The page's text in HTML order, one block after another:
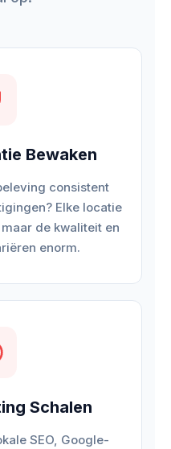
Bewaken
consistent
Elke locatie
de kwaliteit en
enorm.
Schalen
SEO, Google-